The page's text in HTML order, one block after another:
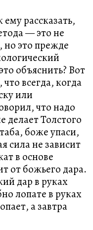
рассказать,
— это не
но это прежде
объяснить? Вот
всегда, когда
или
что надо
делает Толстого
боже упаси,
сила не зависит
в основе
от божьего дара.
дар в руках
лопате в руках
а завтра